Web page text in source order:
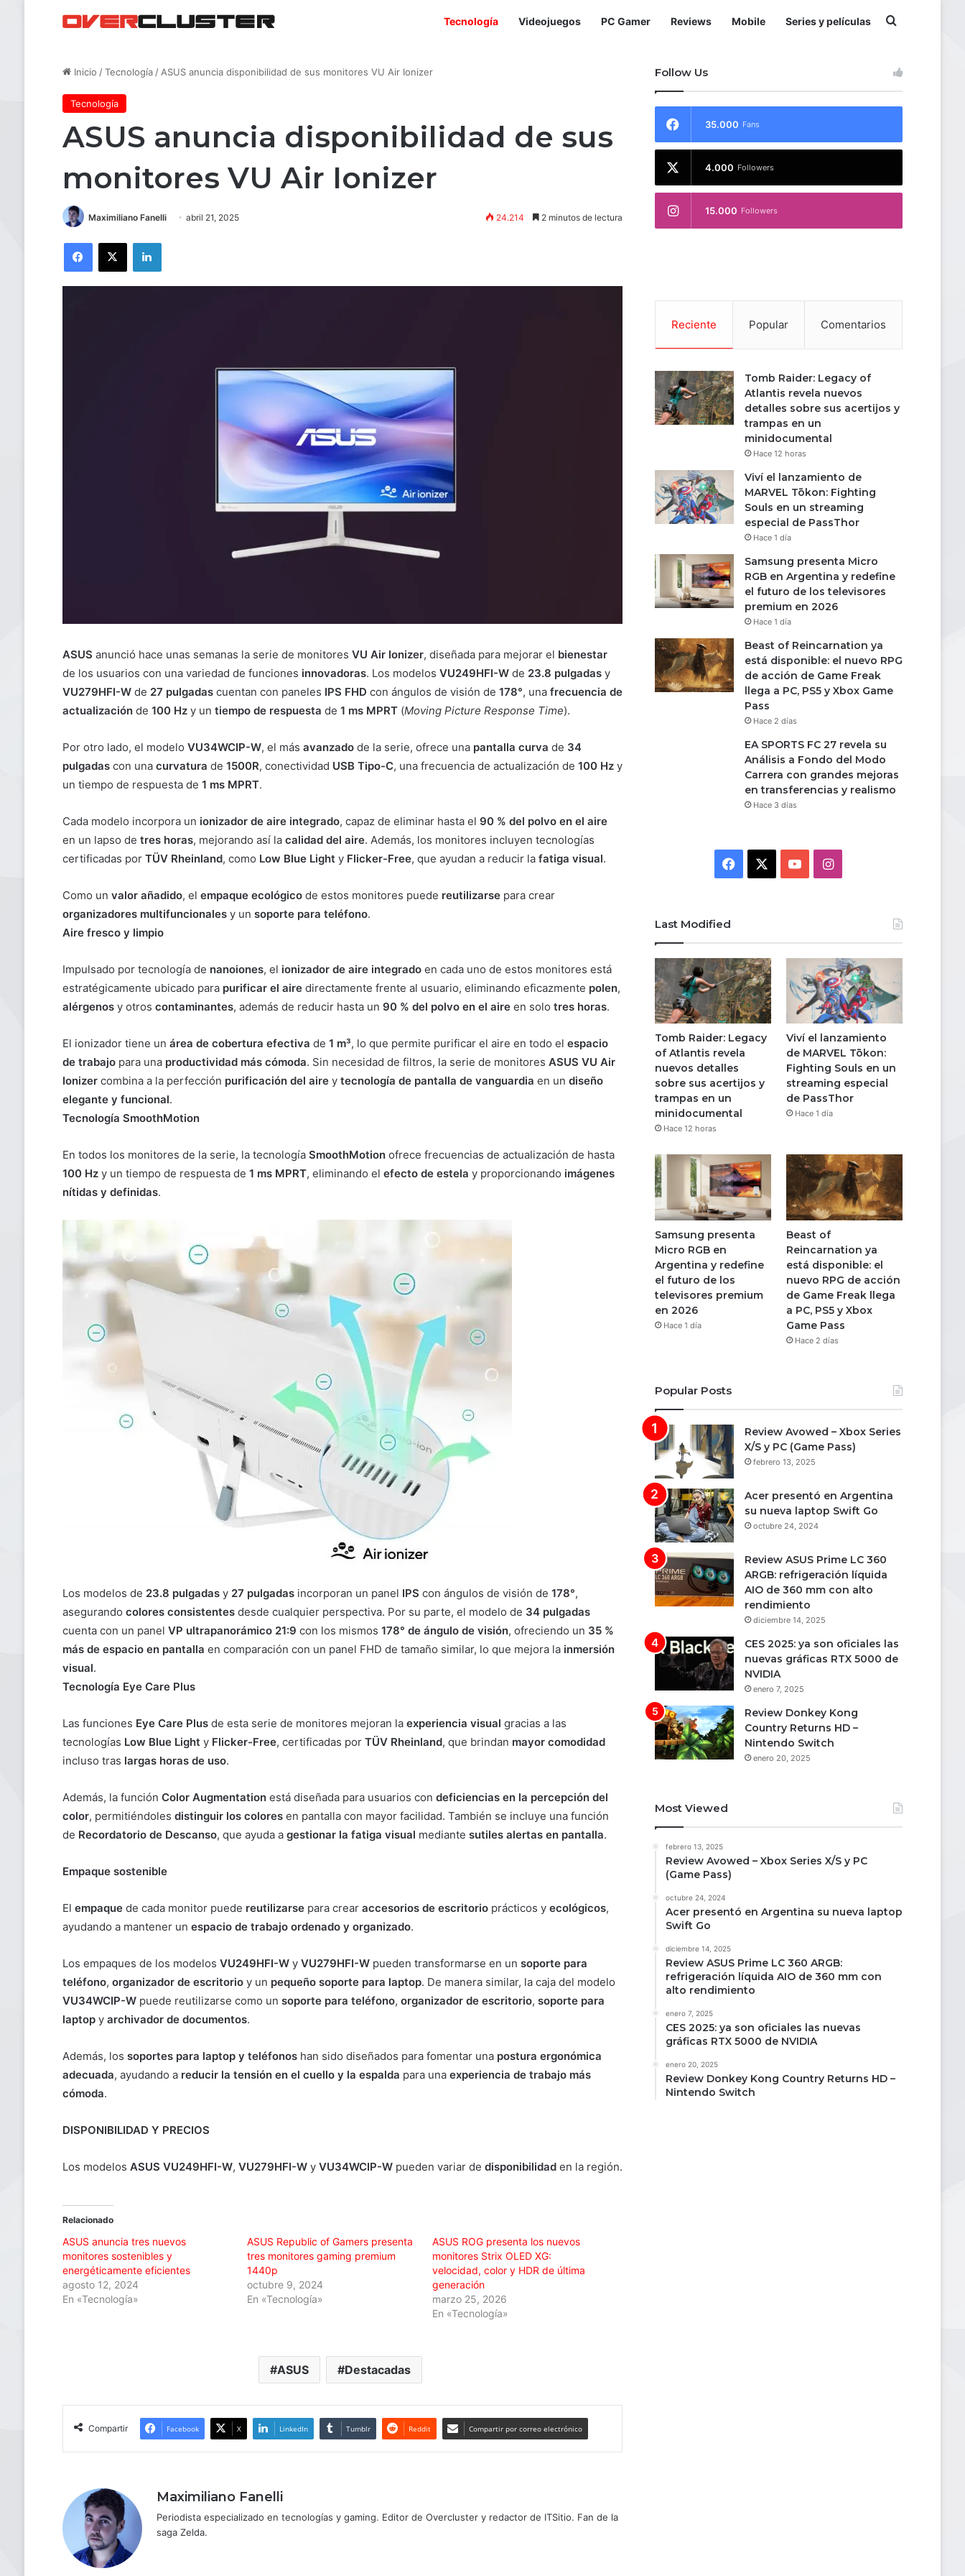
Tecnología Videojuegos PC Gamer Reviews Mobile Series y películas
Inicio /Tecnología / ASUS anuncia disponibilidad de sus monitores VU Air Ionizer
Tecnología
ASUS anuncia disponibilidad de sus
monitores VU Air Ionizer
Maximiliano Fanelli abril 21, 2025 24.214 2 minutos de lectura
Facebook
X LinkedIn
ASUS anunció hace unas semanas la serie de monitores VU Air Ionizer, diseñada para mejorar el bienestar
de los usuarios con una variedad de funciones innovadoras. Los modelos VU249HFI-Wde 23.8 pulgadasy
VU279HFI-Wde 27 pulgadascuentan con paneles IPS FHD con ángulos de visión de 178°, una frecuencia de
actualizaciónde 100 Hzy un tiempo de respuesta de 1 ms MPRT(Moving Picture Response Time).
Por otro lado, el modelo VU34WCIP-W, el más avanzadode la serie, ofrece una pantalla curva de 34
pulgadascon una curvatura de 1500R, conectividad USB Tipo-C, una frecuencia de actualización de 100 Hzy
un tiempo de respuesta de 1 ms MPRT.
Cada modelo incorpora un ionizador de aire integrado, capaz de eliminar hasta el 90 % del polvo en el aire
en un lapso de tres horas, mejorando así la calidad del aire. Además, los monitores incluyen tecnologías
certificadas por TÜV Rheinland, como Low Blue Light y Flicker-Free, que ayudan a reducir la fatiga visual.
Como un valor añadido, el empaque ecológicode estos monitores puede reutilizarsepara crear
organizadores multifuncionalesy un soporte para teléfono.
Aire fresco y limpio
Impulsado por tecnología de nanoiones, el ionizador de aire integradoen cada uno de estos monitores está
estratégicamente ubicado para purificar el airedirectamente frente al usuario, eliminando eficazmente polen,
alérgenosy otros contaminantes, además de reducir hasta un 90 % del polvo en el aireen solo tres horas.
El ionizador tiene un área de cobertura efectiva de 1 m³, lo que permite purificar el aire en todo el espacio
de trabajopara una productividad más cómoda. Sin necesidad de filtros, la serie de monitores ASUS VU Air
Ionizercombina a la perfección purificación del airey tecnología de pantalla de vanguardia en un diseño
elegante y funcional.
Tecnología SmoothMotion
En todos los monitores de la serie, la tecnología SmoothMotionofrece frecuencias de actualización de hasta
100 Hzy un tiempo de respuesta de 1 ms MPRT, eliminando el efecto de estela y proporcionando imágenes
nítidas y definidas.
Los modelos de 23.8 pulgadasy 27 pulgadasincorporan un panel IPS con ángulos de visión de 178°,
asegurando colores consistentesdesde cualquier perspectiva. Por su parte, el modelo de 34 pulgadas
cuenta con un panel VP ultrapanorámico 21:9 con los mismos 178° de ángulo de visión, ofreciendo un 35 %
más de espacio en pantalla en comparación con un panel FHD de tamaño similar, lo que mejora la inmersión
visual.
Tecnología Eye Care Plus
Las funciones Eye Care Plusde esta serie de monitores mejoran la experiencia visual gracias a las
tecnologías Low Blue Light y Flicker-Free, certificadas por TÜV Rheinland, que brindan mayor comodidad
incluso tras largas horas de uso.
Además, la función Color Augmentationestá diseñada para usuarios con deficiencias en la percepción del
color, permitiéndoles distinguir los coloresen pantalla con mayor facilidad. También se incluye una función
de Recordatorio de Descanso, que ayuda a gestionar la fatiga visual mediante sutiles alertas en pantalla.
Empaque sostenible
El empaquede cada monitor puede reutilizarsepara crear accesorios de escritorioprácticos y ecológicos,
ayudando a mantener un espacio de trabajo ordenado y organizado.
Los empaques de los modelos VU249HFI-Wy VU279HFI-Wpueden transformarse en un soporte para
teléfono, organizador de escritorioy un pequeño soporte para laptop. De manera similar, la caja del modelo
VU34WCIP-Wpuede reutilizarse como un soporte para teléfono, organizador de escritorio, soporte para
laptopy archivador de documentos.
Además, los soportes para laptop y teléfonoshan sido diseñados para fomentar una postura ergonómica
adecuada, ayudando a reducir la tensión en el cuello y la espalda para una experiencia de trabajo más
cómoda.
DISPONIBILIDAD Y PRECIOS
Los modelos ASUS VU249HFI-W, VU279HFI-Wy VU34WCIP-Wpueden variar de disponibilidaden la región.
Relacionado
ASUS anuncia tres nuevos
monitores sostenibles y
energéticamente eficientes
agosto 12, 2024
En «Tecnología»
ASUS Republic of Gamers presenta
tres monitores gaming premium
1440p
octubre 9, 2024
En «Tecnología»
ASUS ROG presenta los nuevos
monitores Strix OLED XG:
velocidad, color y HDR de última
generación
marzo 25, 2026
En «Tecnología»
ASUS Destacadas
Compartir Facebook X LinkedIn Tumblr Reddit Compartir por correo electrónico
Maximiliano Fanelli
Periodista especializado en tecnologías y gaming. Editor de Overcluster y redactor de ITSitio. Fan de la
saga Zelda.
Follow Us
35.000 Fans
4.000 Followers
15.000 Followers
Reciente Popular Comentarios
Tomb Raider: Legacy of
Atlantis revela nuevos
detalles sobre sus acertijos y
trampas en un
minidocumental
Hace 12 horas
Viví el lanzamiento de
MARVEL Tōkon: Fighting
Souls en un streaming
especial de PassThor
Hace 1 día
Samsung presenta Micro
RGB en Argentina y redefine
el futuro de los televisores
premium en 2026
Hace 1 día
Beast of Reincarnation ya
está disponible: el nuevo RPG
de acción de Game Freak
llega a PC, PS5 y Xbox Game
Pass
Hace 2 días
EA SPORTS FC 27 revela su
Análisis a Fondo del Modo
Carrera con grandes mejoras
en transferencias y realismo
Hace 3 días
Facebook YouTubeInstagram
Last Modified
Tomb Raider: Legacy
of Atlantis revela
nuevos detalles
sobre sus acertijos y
trampas en un
minidocumental
Hace 12 horas
Viví el lanzamiento
de MARVEL Tōkon:
Fighting Souls en un
streaming especial
de PassThor
Hace 1 día
Samsung presenta
Micro RGB en
Argentina y redefine
el futuro de los
televisores premium
en 2026
Hace 1 día
Beast of
Reincarnation ya
está disponible: el
nuevo RPG de acción
de Game Freak llega
a PC, PS5 y Xbox
Game Pass
Hace 2 días
Popular Posts
Review Avowed – Xbox Series
X/S y PC (Game Pass)
febrero 13, 2025
Acer presentó en Argentina
su nueva laptop Swift Go
octubre 24, 2024
Review ASUS Prime LC 360
ARGB: refrigeración líquida
AIO de 360 mm con alto
rendimiento
diciembre 14, 2025
CES 2025: ya son oficiales las
nuevas gráficas RTX 5000 de
NVIDIA
enero 7, 2025
Review Donkey Kong
Country Returns HD –
Nintendo Switch
enero 20, 2025
Most Viewed
febrero 13, 2025
Review Avowed – Xbox Series X/S y PC
(Game Pass)
octubre 24, 2024
Acer presentó en Argentina su nueva laptop
Swift Go
diciembre 14, 2025
Review ASUS Prime LC 360 ARGB:
refrigeración líquida AIO de 360 mm con
alto rendimiento
enero 7, 2025
CES 2025: ya son oficiales las nuevas
gráficas RTX 5000 de NVIDIA
enero 20, 2025
Review Donkey Kong Country Returns HD –
Nintendo Switch